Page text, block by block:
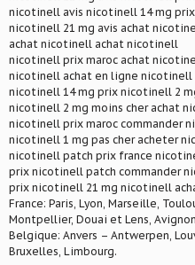
nicotinell avis nicotinell 14 mg prix
nicotinell 21 mg avis achat
achat nicotinell achat nicotinell
nicotinell prix maroc achat
nicotinell achat en ligne nicotinell
nicotinell 14 mg prix nicotinell 2
nicotinell 2 mg moins cher achat
nicotinell prix maroc commander
nicotinell 1 mg pas cher acheter
nicotinell patch prix france
prix nicotinell patch commander
prix nicotinell 21 mg nicotinell
France: Paris, Lyon, Marseille,
Montpellier, Douai et Lens,
Belgique: Anvers – Antwerpen,
Bruxelles, Limbourg.